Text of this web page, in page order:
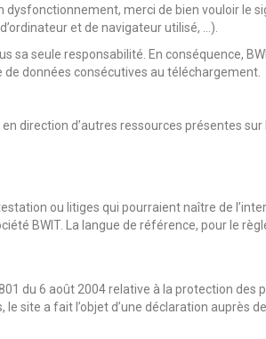
merci de bien vouloir le
et de navigateur utilisé, …).
seule responsabilité. En conséquence,
de données consécutives au téléchargement.
direction d’autres ressources présentes
ou litiges qui pourraient naître de
BWIT. La langue de référence, pour le
du 6 août 2004 relative à la protection des
site a fait l’objet d’une déclaration auprès